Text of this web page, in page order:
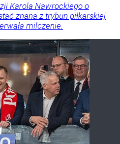
Karola Nawrockiego o
znana z trybun piłkarskiej
milczenie.